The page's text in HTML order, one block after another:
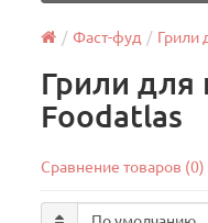
Фаст-фуд Грили
Грили для
Foodatlas
Сравнение товаров (0)